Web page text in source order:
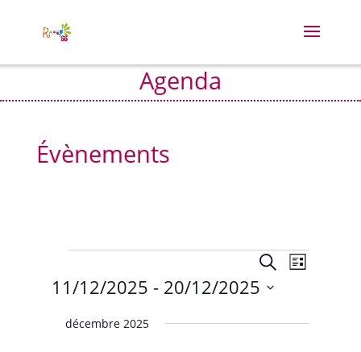
Agenda
Évènements
Évènements Recherche
et
navigation
de
Recherche
de
Liste
11/12/2025 - 20/12/2025
une
décembre 2025